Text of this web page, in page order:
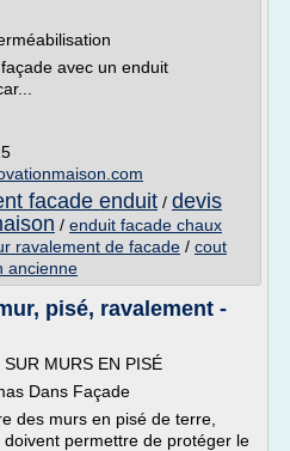
avec un enduit
facade enduit / devis
/ enduit facade chaux
ravalement de facade / cout
ancienne
pisé, ravalement -
MURS EN PISÉ
Dans Façade
des murs en pisé de terre,
permettre de protéger le